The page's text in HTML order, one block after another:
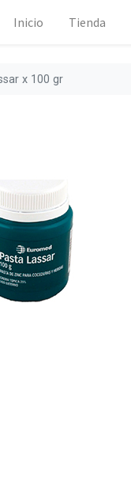
Inicio Tienda
x 100 gr